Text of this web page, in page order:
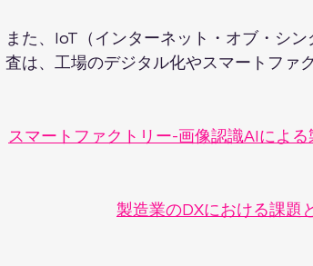
また、IoT（インターネット・オブ・シ
査は、工場のデジタル化やスマートファ
スマートファクトリー-画像認識AIによ
製造業のDXにおける課題